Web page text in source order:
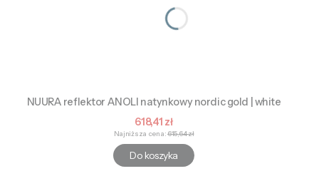
NUURA reflektor ANOLI natynkowy nordic gold | white
Cena promocyjna
618,41 zł
Najniższa cena:615,64 zł
Do koszyka